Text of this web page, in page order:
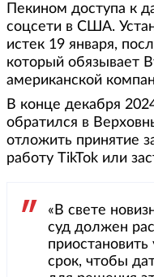
Пекином доступа к
соцсети в США.
истек 19 января,
который обязывает
американской
В конце декабря
обратился в
отложить принятие
работу TikTok или
«В свете
суд должен
срок, чтобы